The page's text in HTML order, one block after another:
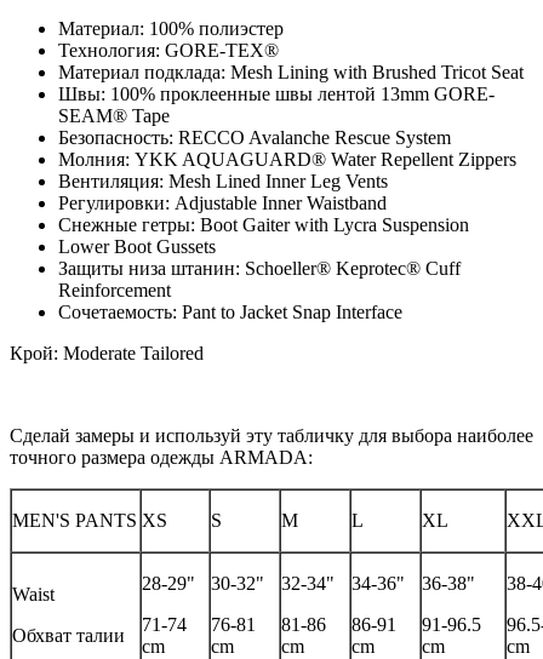
Материал: 100% полиэстер
Технология: GORE-TEX®
Материал подклада: Mesh Lining with Brushed Tricot Seat
Швы: 100% проклеенные швы лентой 13mm GORE-
SEAM® Tape
Безопасность: RECCO Avalanche Rescue System
Молния: YKK AQUAGUARD® Water Repellent Zippers
Вентиляция: Mesh Lined Inner Leg Vents
Регулировки: Adjustable Inner Waistband
Снежные гетры: Boot Gaiter with Lycra Suspension
Lower Boot Gussets
Защиты низа штанин: Schoeller® Keprotec® Cuff
Reinforcement
Сочетаемость: Pant to Jacket Snap Interface
Крой: Moderate Tailored
Сделай замеры и используй эту табличку для выбора наиболее
точного размера одежды ARMADA:
MEN'S PANTS XS S M L XL
Waist
Обхват талии
28-29"
71-74
cm
30-32"
76-81
cm
32-34"
81-86
cm
34-36"
86-91
cm
36-38"
91-96.5
cm
38-
cm